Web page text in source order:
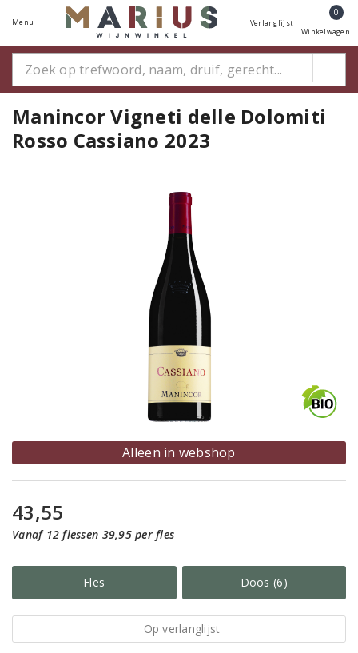
Menu Verlanglijst
0
Winkelwagen
Manincor Vigneti delle Dolomiti
Rosso Cassiano 2023
Alleen in webshop
43,55
Vanaf 12 flessen 39,95 per fles
Fles Doos (6)
Op verlanglijst